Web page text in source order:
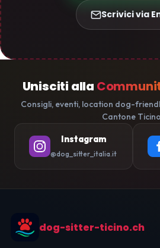
Scrivici via
Unisciti alla
Consigli, eventi, location dog-
Cantone
Instagram
@dog_sitter_italia.it
dog-sitter-ticino.ch